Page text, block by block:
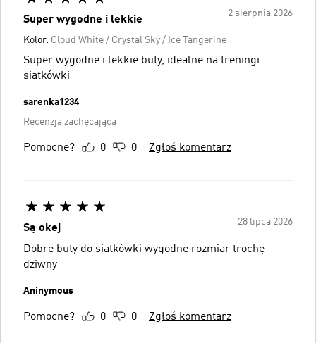
2 sierpnia 2026
Super wygodne i lekkie
Kolor: Cloud White / Crystal Sky / Ice Tangerine
Super wygodne i lekkie buty, idealne na treningi
siatkówki
sarenka1234
Recenzja zachęcająca
Pomocne? 0 0 Zgłoś komentarz
28 lipca 2026
Są okej
Dobre buty do siatkówki wygodne rozmiar trochę
dziwny
Aninymous
Pomocne? 0 0 Zgłoś komentarz